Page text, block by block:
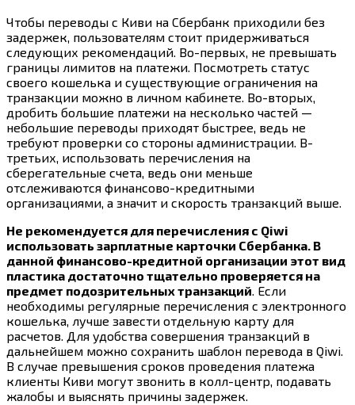
Чтобы переводы с Киви на Сбербанк приходили без
задержек, пользователям стоит придерживаться
следующих рекомендаций. Во-первых, не превышать
границы лимитов на платежи. Посмотреть статус
своего кошелька и существующие ограничения на
транзакции можно в личном кабинете. Во-вторых,
дробить большие платежи на несколько частей —
небольшие переводы приходят быстрее, ведь не
требуют проверки со стороны администрации. В-
третьих, использовать перечисления на
сберегательные счета, ведь они меньше
отслеживаются финансово-кредитными
организациями, а значит и скорость транзакций выше.
Не рекомендуется для перечисления с Qiwi
использовать зарплатные карточки Сбербанка. В
данной финансово-кредитной организации этот вид
пластика достаточно тщательно проверяется на
предмет подозрительных транзакций. Если
необходимы регулярные перечисления с электронного
кошелька, лучше завести отдельную карту для
расчетов. Для удобства совершения транзакций в
дальнейшем можно сохранить шаблон перевода в Qiwi.
В случае превышения сроков проведения платежа
клиенты Киви могут звонить в колл-центр, подавать
жалобы и выяснять причины задержек.